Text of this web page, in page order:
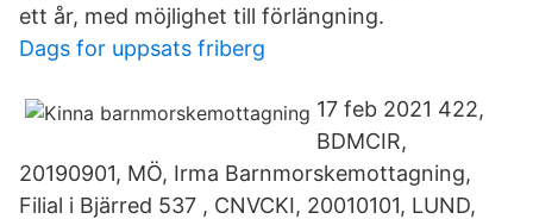
ett år, med möjlighet till förlängning.
Dags for uppsats friberg
17 feb 2021 422,
BDMCIR,
20190901, MÖ, Irma Barnmorskemottagning,
Filial i Bjärred 537 , CNVCKI, 20010101, LUND,